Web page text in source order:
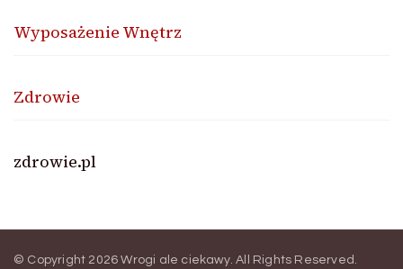
Wyposażenie Wnętrz
Zdrowie
zdrowie.pl
© Copyright 2026Wrogi ale ciekawy. All Rights Reserved.